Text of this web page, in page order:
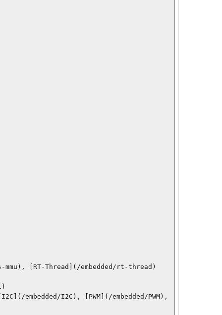
embedded/I2C), [PWM](/embedded/PWM),